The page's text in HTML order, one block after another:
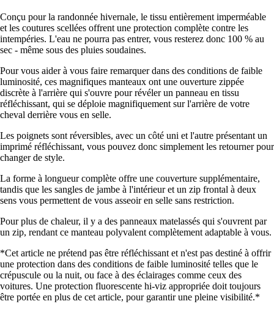
Conçu pour la randonnée hivernale, le tissu entièrement imperméable
et les coutures scellées offrent une protection complète contre les
intempéries. L'eau ne pourra pas entrer, vous resterez donc 100 % au
sec - même sous des pluies soudaines.
Pour vous aider à vous faire remarquer dans des conditions de faible
luminosité, ces magnifiques manteaux ont une ouverture zippée
discrète à l'arrière qui s'ouvre pour révéler un panneau en tissu
réfléchissant, qui se déploie magnifiquement sur l'arrière de votre
cheval derrière vous en selle.
Les poignets sont réversibles, avec un côté uni et l'autre présentant un
imprimé réfléchissant, vous pouvez donc simplement les retourner pour
changer de style.
La forme à longueur complète offre une couverture supplémentaire,
tandis que les sangles de jambe à l'intérieur et un zip frontal à deux
sens vous permettent de vous asseoir en selle sans restriction.
Pour plus de chaleur, il y a des panneaux matelassés qui s'ouvrent par
un zip, rendant ce manteau polyvalent complètement adaptable à vous.
*Cet article ne prétend pas être réfléchissant et n'est pas destiné à offrir
une protection dans des conditions de faible luminosité telles que le
crépuscule ou la nuit, ou face à des éclairages comme ceux des
voitures. Une protection fluorescente hi-viz appropriée doit toujours
être portée en plus de cet article, pour garantir une pleine visibilité.*